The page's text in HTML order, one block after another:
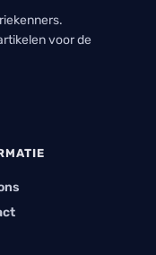
voor de